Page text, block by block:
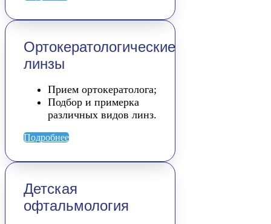
Ортокератологические
линзы
Прием ортокератолога;
Подбор и примерка
различных видов линз.
Подробнее
Детская
офтальмология